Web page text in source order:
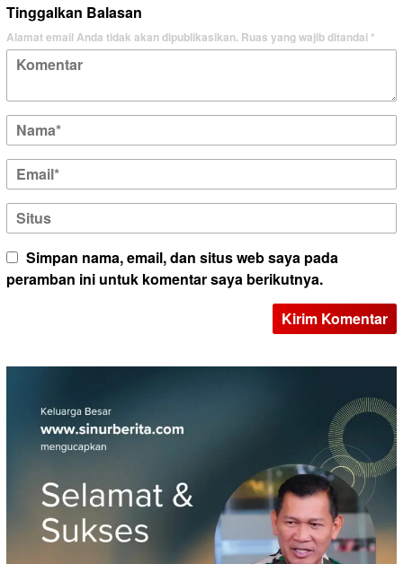
Tinggalkan Balasan
Alamat email Anda tidak akan dipublikasikan. Ruas yang wajib ditandai*
Simpan nama, email, dan situs web saya pada
peramban ini untuk komentar saya berikutnya.